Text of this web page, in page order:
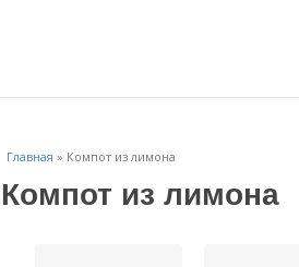
Главная » Компот из лимона
Компот из лимона